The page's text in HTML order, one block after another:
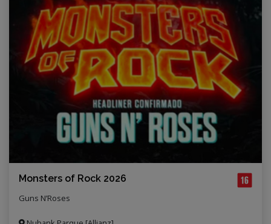
Monsters of Rock 2026
Guns N’Roses